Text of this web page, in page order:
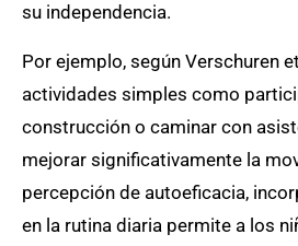
su independencia.
Por ejemplo, según Verschuren
actividades simples como
construcción o caminar con
mejorar significativamente la
percepción de autoeficacia,
en la rutina diaria permite a los